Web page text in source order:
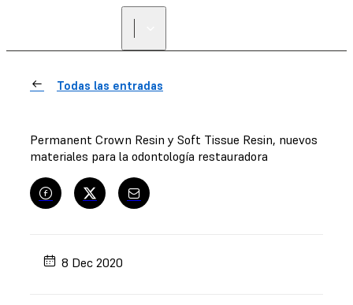
Todas las entradas
Permanent Crown Resin y Soft Tissue Resin, nuevos
materiales para la odontología restauradora
8 Dec 2020